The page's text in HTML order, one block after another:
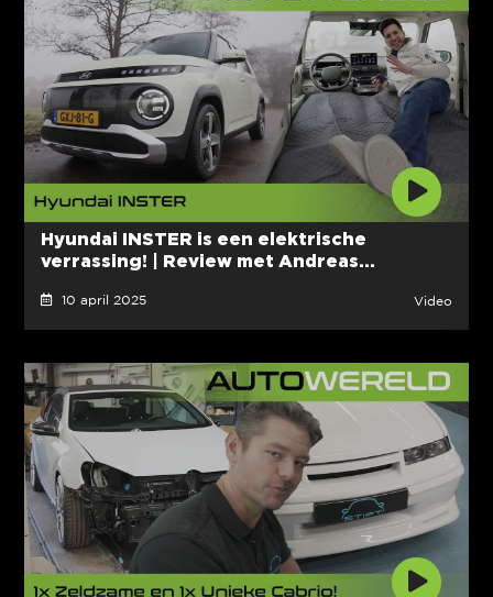
Hyundai INSTER is een elektrische
verrassing! | Review met Andreas...
10 april 2025 Video